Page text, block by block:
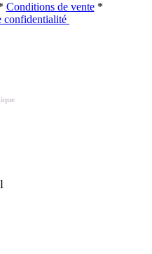
Conditions de vente*
confidentialité